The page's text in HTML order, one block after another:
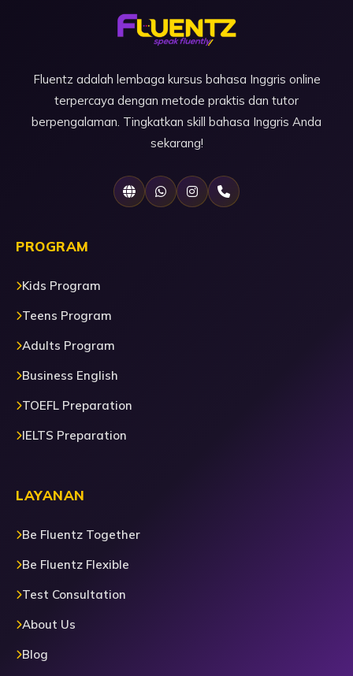
Fluentz adalah lembaga kursus bahasa Inggris online
terpercaya dengan metode praktis dan tutor
berpengalaman. Tingkatkan skill bahasa Inggris Anda
sekarang!
PROGRAM
Kids Program
Teens Program
Adults Program
Business English
TOEFL Preparation
IELTS Preparation
LAYANAN
Be Fluentz Together
Be Fluentz Flexible
Test Consultation
About Us
Blog